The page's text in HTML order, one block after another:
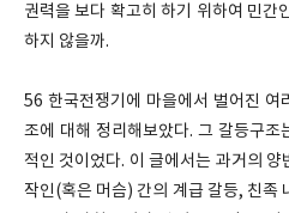
권력을 보다 확고히 하기 위하여 민간
하지 않을까.
56한국전쟁기에 마을에서 벌어진
조에 대해 정리해보았다.그 갈등구조
적인 것이었다. 이 글에서는 과거의 양
작인(혹은 머슴)간의 계급 갈등, 친족